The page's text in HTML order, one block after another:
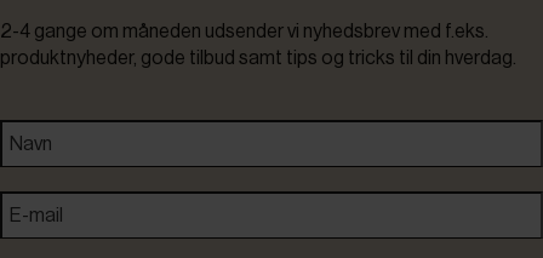
2-4 gange om måneden udsender vi nyhedsbrev med f.eks.
produktnyheder, gode tilbud samt tips og tricks til din hverdag.